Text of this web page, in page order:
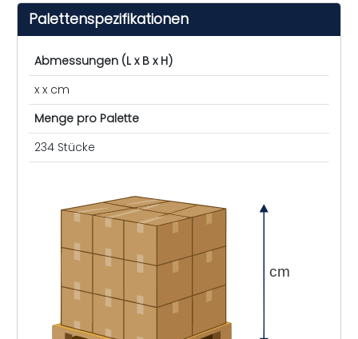
Palettenspezifikationen
Abmessungen (L x B x H)
x x cm
Menge pro Palette
234 Stücke
cm